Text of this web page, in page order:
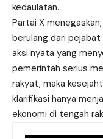
kedaulatan.
Partai X
berulang dari pejabat
aksi nyata yang
pemerintah serius
rakyat, maka
klarifikasi hanya
ekonomi di tengah